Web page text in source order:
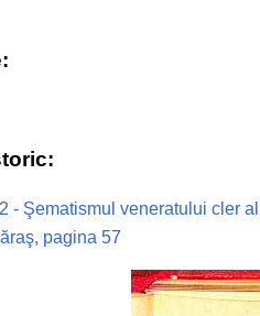
- Şematismul veneratului cler
pagina 57